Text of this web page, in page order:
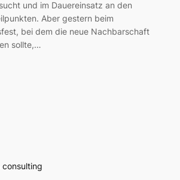
und im Dauereinsatz an den
Aber gestern beim
bei dem die neue Nachbarschaft
sollte,…